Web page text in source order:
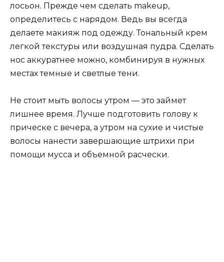
лосьон. Прежде чем сделать makeup,
определитесь с нарядом. Ведь вы всегда
делаете макияж под одежду. Тональный крем
легкой текстуры или воздушная пудра. Сделать
нос аккуратнее можно, комбинируя в нужных
местах темные и светлые тени.
Не стоит мыть волосы утром — это займет
лишнее время. Лучше подготовить голову к
прическе с вечера, а утром на сухие и чистые
волосы нанести завершающие штрихи при
помощи мусса и объемной расчески.